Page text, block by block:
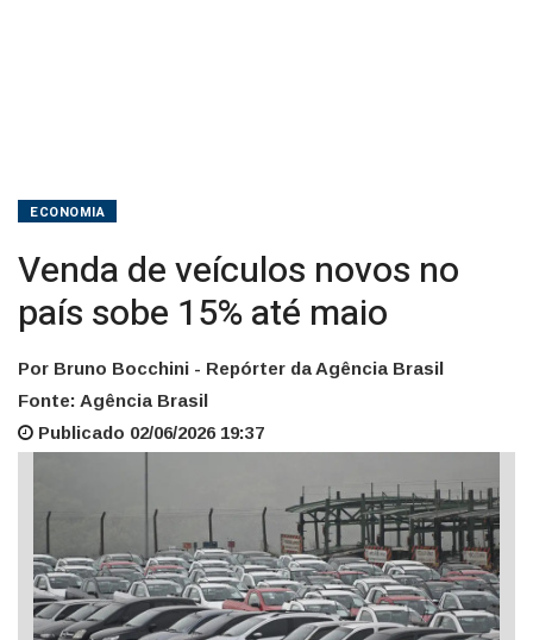
ECONOMIA
Venda de veículos novos no
país sobe 15% até maio
Por Bruno Bocchini - Repórter da Agência Brasil
Fonte: Agência Brasil
Publicado 02/06/2026 19:37